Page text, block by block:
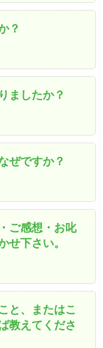
？
ましたか？
ぜですか？
ご感想・お叱
せ下さい。
と、またはこ
教えてくださ